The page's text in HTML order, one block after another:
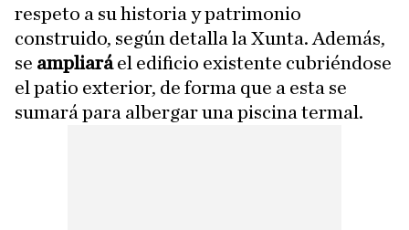
respeto a su historia y patrimonio
construido, según detalla la Xunta. Además,
se ampliaráel edificio existente cubriéndose
el patio exterior, de forma que a esta se
sumará para albergar una piscina termal.